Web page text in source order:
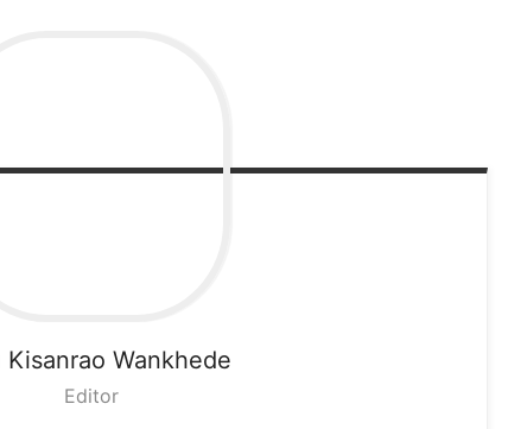
Kisanrao Wankhede
Editor